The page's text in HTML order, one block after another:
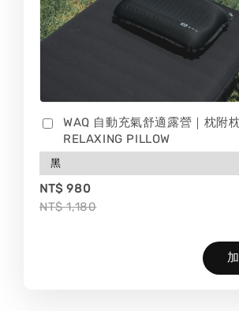
WAQ 自動充氣舒適露營｜枕附
RELAXING PILLOW
NT$ 980
NT$ 1,180